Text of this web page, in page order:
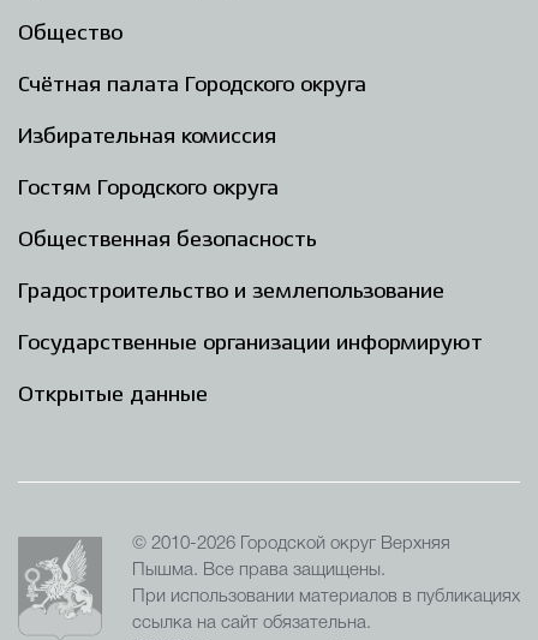
Общество
Счётная палата Городского округа
Избирательная комиссия
Гостям Городского округа
Общественная безопасность
Градостроительство и землепользование
Государственные организации информируют
Открытые данные
© 2010-2026 Городской округ Верхняя
Пышма. Все права защищены.
При использовании материалов в публикациях
ссылка на сайт обязательна.